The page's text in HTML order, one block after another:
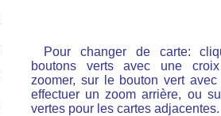
Pour changer de carte:
boutons verts avec une
zoomer, sur le bouton vert
effectuer un zoom arrière, ou
vertes pour les cartes adjacentes.